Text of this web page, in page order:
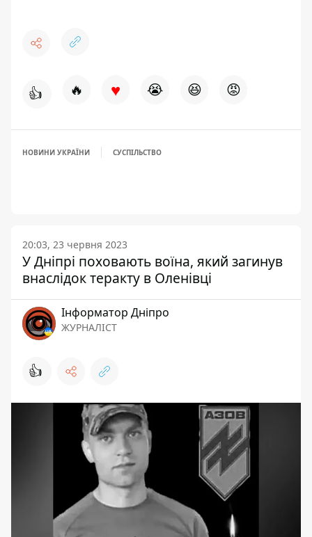
👍 🔥 ♥ 😭 😆 😡
НОВИНИ УКРАЇНИ СУСПІЛЬСТВО
20:03, 23 червня 2023
У Дніпрі поховають воїна, який загинув
внаслідок теракту в Оленівці
Інформатор Дніпро
ЖУРНАЛІСТ
👍